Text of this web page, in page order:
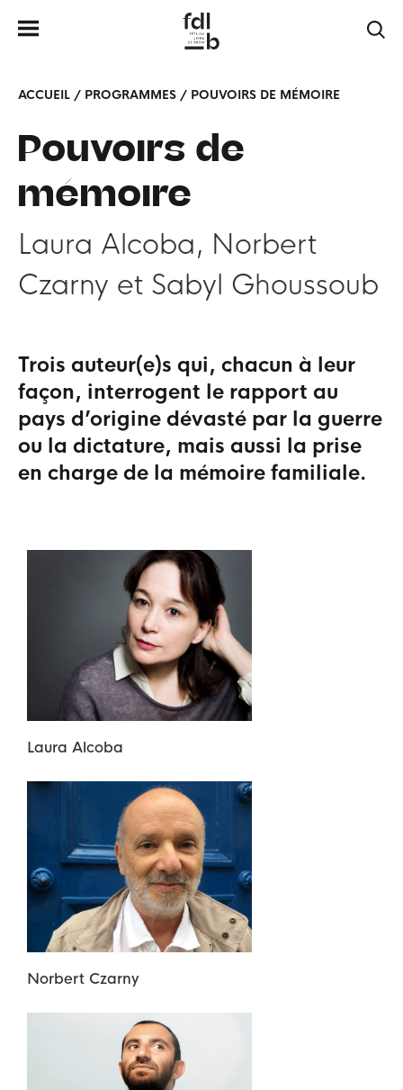
ACCUEIL / PROGRAMMES / POUVOIRS DE MÉMOIRE
Pouvoirs de
mémoire
Laura Alcoba
Norbert
Czarny
Sabyl Ghoussoub
Trois auteur(e)s qui, chacun à leur
façon, interrogent le rapport au
pays d’origine dévasté par la guerre
ou la dictature, mais aussi la prise
en charge de la mémoire familiale.
Laura Alcoba
Norbert Czarny